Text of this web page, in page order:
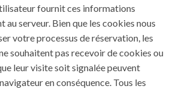
fournit ces informations
au serveur. Bien que les cookies nous
votre processus de réservation, les
souhaitent pas recevoir de cookies ou
leur visite soit signalée peuvent
en conséquence. Tous les